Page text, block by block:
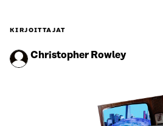
KIRJOITTAJAT
Christopher Rowley